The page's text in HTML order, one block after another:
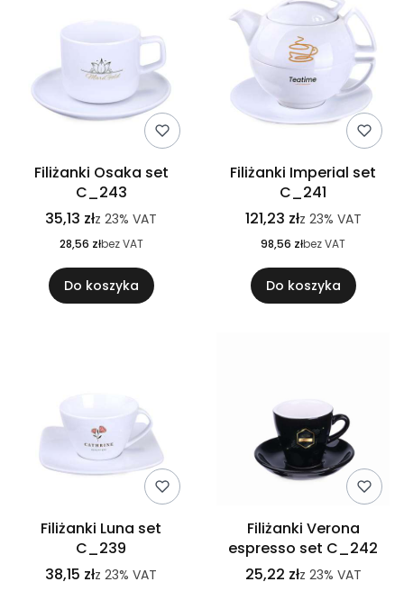
Filiżanki Osaka set
C_243
35,13 złz 23% VAT
28,56 złbez VAT
Do koszyka
Filiżanki Imperial set
C_241
121,23 złz 23% VAT
98,56 złbez VAT
Do koszyka
Filiżanki Luna set
C_239
38,15 złz 23% VAT
Filiżanki Verona
espresso set C_242
25,22 złz 23% VAT